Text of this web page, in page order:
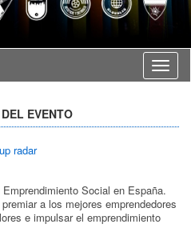
Idioma
EVENTO
radar
Social en España.
a los mejores emprendedores
e impulsar el emprendimiento